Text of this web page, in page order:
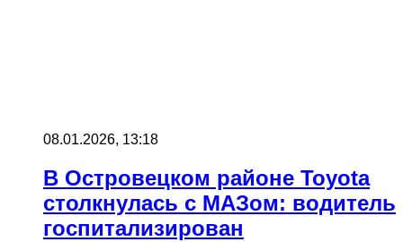
08.01.2026, 13:18
В Островецком районе Toyota
столкнулась с МАЗом: водитель
госпитализирован